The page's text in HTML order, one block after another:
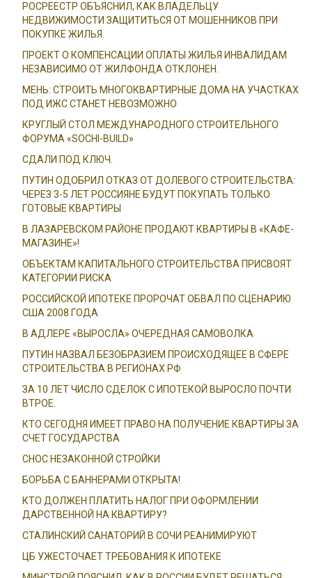
РОСРЕЕСТР ОБЪЯСНИЛ, КАК ВЛАДЕЛЬЦУ
НЕДВИЖИМОСТИ ЗАЩИТИТЬСЯ ОТ МОШЕННИКОВ ПРИ
ПОКУПКЕ ЖИЛЬЯ.
ПРОЕКТ О КОМПЕНСАЦИИ ОПЛАТЫ ЖИЛЬЯ ИНВАЛИДАМ
НЕЗАВИСИМО ОТ ЖИЛФОНДА ОТКЛОНЕН.
МЕНЬ: СТРОИТЬ МНОГОКВАРТИРНЫЕ ДОМА НА УЧАСТКАХ
ПОД ИЖС СТАНЕТ НЕВОЗМОЖНО
КРУГЛЫЙ СТОЛ МЕЖДУНАРОДНОГО СТРОИТЕЛЬНОГО
ФОРУМА «SOCHI-BUILD»
СДАЛИ ПОД КЛЮЧ.
ПУТИН ОДОБРИЛ ОТКАЗ ОТ ДОЛЕВОГО СТРОИТЕЛЬСТВА:
ЧЕРЕЗ 3-5 ЛЕТ РОССИЯНЕ БУДУТ ПОКУПАТЬ ТОЛЬКО
ГОТОВЫЕ КВАРТИРЫ
В ЛАЗАРЕВСКОМ РАЙОНЕ ПРОДАЮТ КВАРТИРЫ В «КАФЕ-
МАГАЗИНЕ»!
ОБЪЕКТАМ КАПИТАЛЬНОГО СТРОИТЕЛЬСТВА ПРИСВОЯТ
КАТЕГОРИИ РИСКА
РОССИЙСКОЙ ИПОТЕКЕ ПРОРОЧАТ ОБВАЛ ПО СЦЕНАРИЮ
США 2008 ГОДА
В АДЛЕРЕ «ВЫРОСЛА» ОЧЕРЕДНАЯ САМОВОЛКА
ПУТИН НАЗВАЛ БЕЗОБРАЗИЕМ ПРОИСХОДЯЩЕЕ В СФЕРЕ
СТРОИТЕЛЬСТВА В РЕГИОНАХ РФ
ЗА 10 ЛЕТ ЧИСЛО СДЕЛОК С ИПОТЕКОЙ ВЫРОСЛО ПОЧТИ
ВТРОЕ.
КТО СЕГОДНЯ ИМЕЕТ ПРАВО НА ПОЛУЧЕНИЕ КВАРТИРЫ ЗА
СЧЕТ ГОСУДАРСТВА
СНОС НЕЗАКОННОЙ СТРОЙКИ
БОРЬБА С БАННЕРАМИ ОТКРЫТА!
КТО ДОЛЖЕН ПЛАТИТЬ НАЛОГ ПРИ ОФОРМЛЕНИИ
ДАРСТВЕННОЙ НА КВАРТИРУ?
СТАЛИНСКИЙ САНАТОРИЙ В СОЧИ РЕАНИМИРУЮТ
ЦБ УЖЕСТОЧАЕТ ТРЕБОВАНИЯ К ИПОТЕКЕ